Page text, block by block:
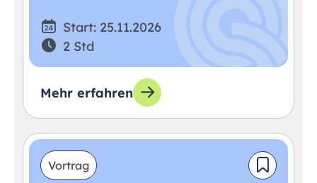
Start: 25.11.2026
2 Std
Mehr erfahren
Vortrag